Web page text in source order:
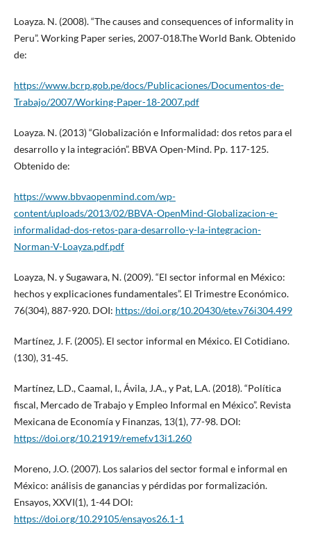
Loayza. N. (2008). “The causes and consequences of informality in
Peru”. Working Paper series, 2007-018.The World Bank. Obtenido
de:
https://www.bcrp.gob.pe/docs/Publicaciones/Documentos-de-
Trabajo/2007/Working-Paper-18-2007.pdf
Loayza. N. (2013) “Globalización e Informalidad: dos retos para el
desarrollo y la integración”. BBVA Open-Mind. Pp. 117-125.
Obtenido de:
https://www.bbvaopenmind.com/wp-
content/uploads/2013/02/BBVA-OpenMind-Globalizacion-e-
informalidad-dos-retos-para-desarrollo-y-la-integracion-
Norman-V-Loayza.pdf.pdf
Loayza, N. y Sugawara, N. (2009). “El sector informal en México:
hechos y explicaciones fundamentales”. El Trimestre Económico.
76(304), 887-920. DOI: https://doi.org/10.20430/ete.v76i304.499
Martínez, J. F. (2005). El sector informal en México. El Cotidiano.
(130), 31-45.
Martínez, L.D., Caamal, I., Ávila, J.A., y Pat, L.A. (2018). “Política
fiscal, Mercado de Trabajo y Empleo Informal en México”. Revista
Mexicana de Economía y Finanzas, 13(1), 77-98. DOI:
https://doi.org/10.21919/remef.v13i1.260
Moreno, J.O. (2007). Los salarios del sector formal e informal en
México: análisis de ganancias y pérdidas por formalización.
Ensayos, XXVI(1), 1-44 DOI:
https://doi.org/10.29105/ensayos26.1-1